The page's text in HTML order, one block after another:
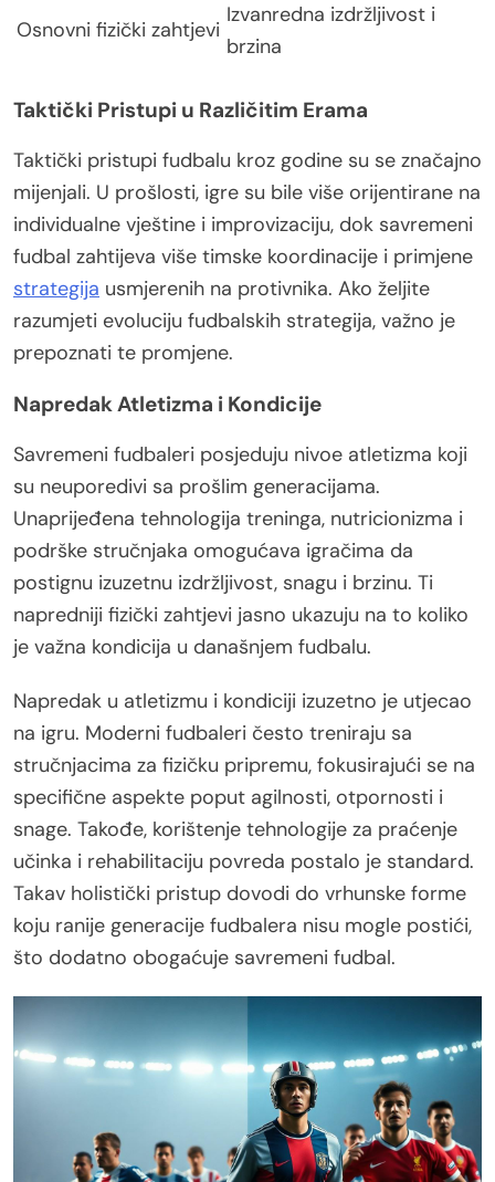
Osnovni fizički zahtjevi
Izvanredna izdržljivost i
brzina
Taktički Pristupi u Različitim Erama
Taktički pristupi fudbalu kroz godine su se značajno
mijenjali. U prošlosti, igre su bile više orijentirane na
individualne vještine i improvizaciju, dok savremeni
fudbal zahtijeva više timske koordinacije i primjene
strategija usmjerenih na protivnika. Ako željite
razumjeti evoluciju fudbalskih strategija, važno je
prepoznati te promjene.
Napredak Atletizma i Kondicije
Savremeni fudbaleri posjeduju nivoe atletizma koji
su neuporedivi sa prošlim generacijama.
Unaprijeđena tehnologija treninga, nutricionizma i
podrške stručnjaka omogućava igračima da
postignu izuzetnu izdržljivost, snagu i brzinu. Ti
napredniji fizički zahtjevi jasno ukazuju na to koliko
je važna kondicija u današnjem fudbalu.
Napredak u atletizmu i kondiciji izuzetno je utjecao
na igru. Moderni fudbaleri često treniraju sa
stručnjacima za fizičku pripremu, fokusirajući se na
specifične aspekte poput agilnosti, otpornosti i
snage. Takođe, korištenje tehnologije za praćenje
učinka i rehabilitaciju povreda postalo je standard.
Takav holistički pristup dovodi do vrhunske forme
koju ranije generacije fudbalera nisu mogle postići,
što dodatno obogaćuje savremeni fudbal.